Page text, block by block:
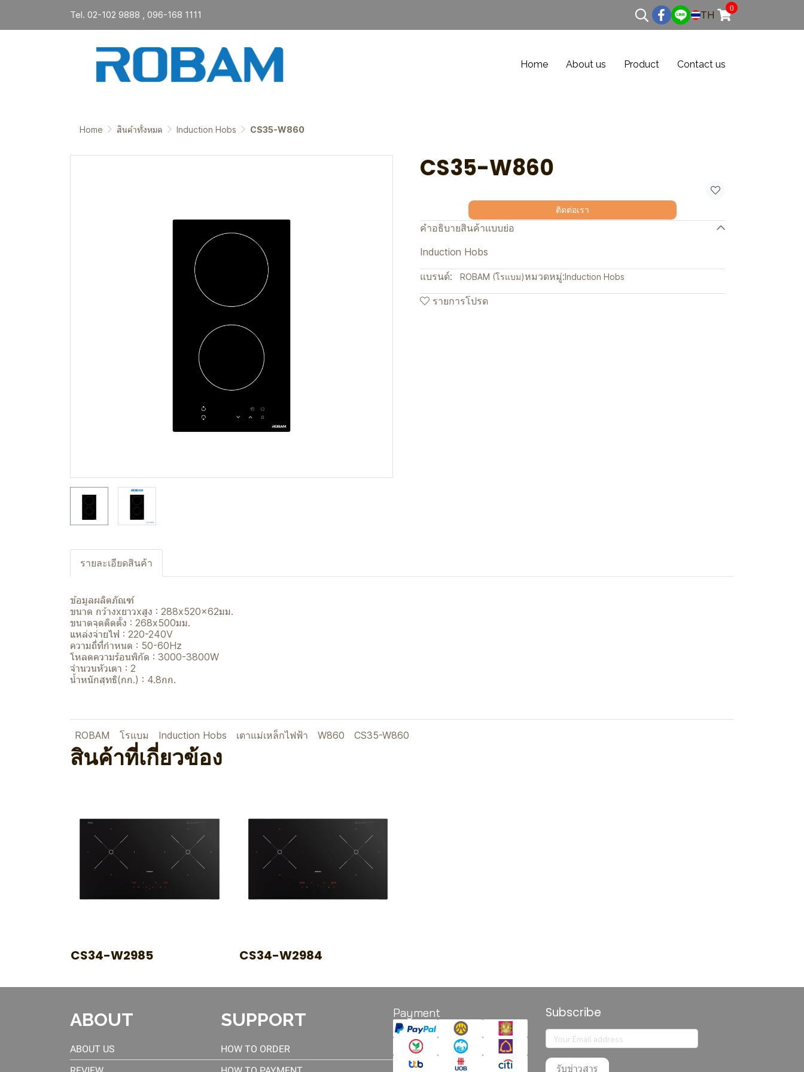
Tel. 02-102 9888 , 096-168 1111 TH
0
Home About us Product Contact us
Home สินค้าทั้งหมด Induction Hobs CS35-W860
CS35-W860
ติดต่อเรา
คำอธิบายสินค้าแบบย่อ
Induction Hobs
แบรนด์: ROBAM (โรแบม)หมวดหมู่:Induction Hobs
รายการโปรด
รายละเอียดสินค้า
ข้อมูลผลิตภัณฑ์
ขนาด กว้างxยาวxสูง : 288x520x62มม.
ขนาดจุดติดตั้ง : 268x500มม.
แหล่งจ่ายไฟ : 220-240V
ความถี่ที่กำหนด : 50-60Hz
โหลดความร้อนพิกัด : 3000-3800W
จำนวนหัวเตา : 2
น้ำหนักสุทธิ(กก.) : 4.8กก.
ROBAM โรแบม Induction Hobs เตาแม่เหล็กไฟฟ้า W860 CS35-W860
สินค้าที่เกี่ยวข้อง
CS34-W2985 CS34-W2984
ABOUT
ABOUT US
SUPPORT
HOW TO ORDER
Payment Subscribe
รับข่าวสาร